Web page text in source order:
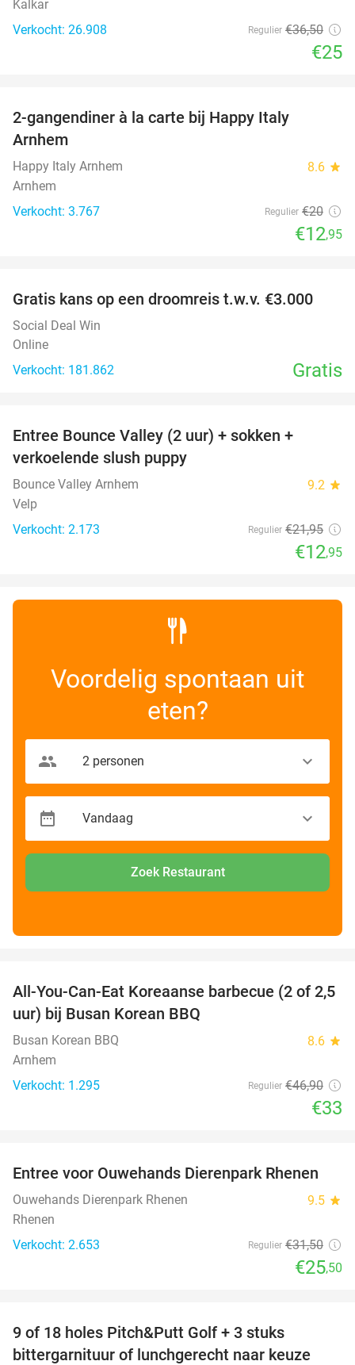
Kalkar
Verkocht: 26.908
Regulier €36,50
€25
2-gangendiner à la carte bij Happy Italy
Arnhem
Happy Italy Arnhem 8.6 star
Arnhem
Verkocht: 3.767
Regulier €20
€12,95
Gratis kans op een droomreis t.w.v. €3.000
Social Deal Win
Online
Verkocht: 181.862
Gratis
Entree Bounce Valley (2 uur) + sokken +
verkoelende slush puppy
Bounce Valley Arnhem 9.2 star
Velp
Verkocht: 2.173
Regulier €21,95
€12,95
Voordelig spontaan uit
eten?
Zoek Restaurant
30%
All-You-Can-Eat Koreaanse barbecue (2 of 2,5
uur) bij Busan Korean BBQ
Busan Korean BBQ 8.6 star
Arnhem
Verkocht: 1.295
Regulier €46,90
€33
19%
Entree voor Ouwehands Dierenpark Rhenen
Ouwehands Dierenpark Rhenen 9.5 star
Rhenen
Verkocht: 2.653
Regulier €31,50
€25,50
9 of 18 holes Pitch&Putt Golf + 3 stuks
bittergarnituur of lunchgerecht naar keuze